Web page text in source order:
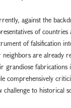
against the
of
of falsification
neighbors are already
grandiose fabrications
comprehensively
challenge to historical